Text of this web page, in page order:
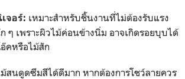
จอร์: เหมาะสำหรับชิ้นงานที่ไม่ต้องรับแรง
ๆ เพราะผิวไม้ค่อนข้างนิ่ม อาจเกิดรอยบุบได้
คหรือไม้สัก
สนดูดซึมสีได้ดีมาก หากต้องการโชว์ลายควร